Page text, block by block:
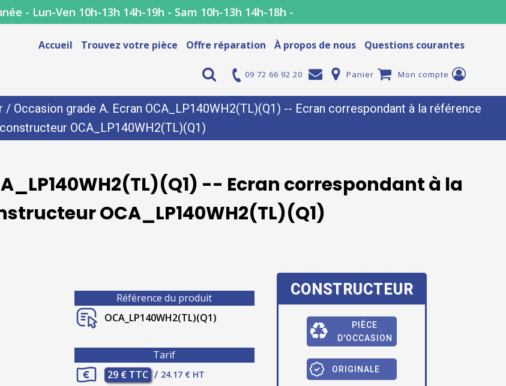
- Lun-Ven 10h-13h 14h-19h - Sam 10h-13h 14h-18h -
Accueil Trouvez votre pièce Offre réparation À propos de nous Questions courantes
09 72 66 92 20 Panier Mon compte
/ Occasion grade A. Ecran OCA_LP140WH2(TL)(Q1) -- Ecran correspondant à la référence
constructeur OCA_LP140WH2(TL)(Q1)
-- Ecran correspondant à la
OCA_LP140WH2(TL)(Q1)
Référence du produit
OCA_LP140WH2(TL)(Q1)
Tarif
29 € TTC / 24.17 € HT
CONSTRUCTEUR
PIÈCE
D'OCCASION
ORIGINALE